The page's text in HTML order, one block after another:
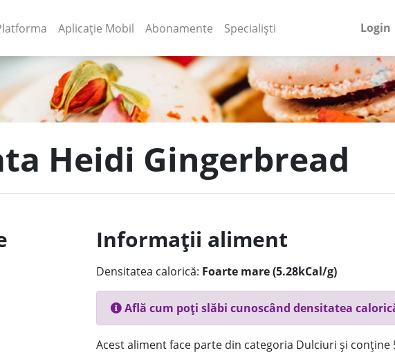
(current)
Aplicație Mobil (current)
Abonamente Specialiști Login
Heidi Gingerbread
Informații aliment
Densitatea calorică: Foarte mare (5.28kCal/g)
Află cum poți slăbi cunoscând densitatea
Acest aliment face parte din categoria Dulciuri și conține